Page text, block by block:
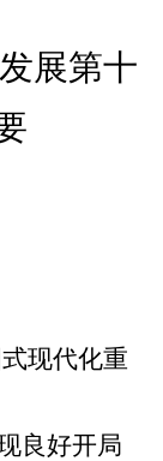
展第十
现代化重
良好开局